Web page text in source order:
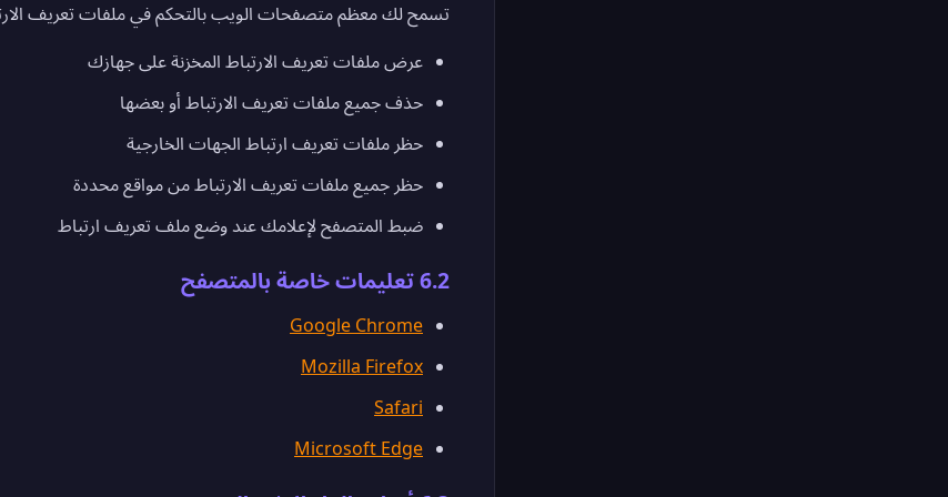
تسمح لك معظم متصفحات الويب بالتحكم في ملفات تعريف
عرض ملفات تعريف الارتباط المخزنة على جهازك
حذف جميع ملفات تعريف الارتباط أو بعضها
حظر ملفات تعريف ارتباط الجهات الخارجية
حظر جميع ملفات تعريف الارتباط من مواقع محددة
ضبط المتصفح لإعلامك عند وضع ملف تعريف ارتباط
6.2 تعليمات خاصة بالمتصفح
Google Chrome
Mozilla Firefox
Safari
Microsoft Edge